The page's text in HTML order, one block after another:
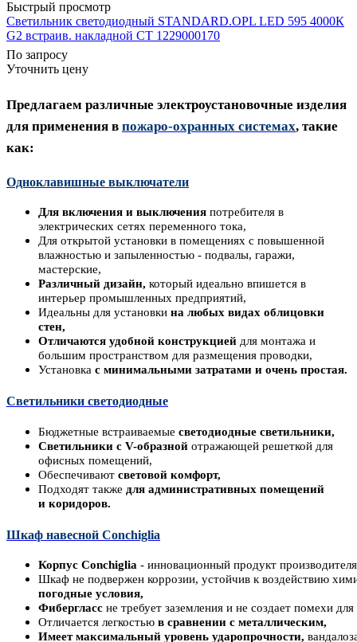
Быстрый просмотр
Светильник светодиодный STANDARD.OPL LED 595 4000К
G2 встраив. накладной СТ 1229000170
По запросу
Уточнить цену
Предлагаем различные электроустановочные изделия
для применения в пожаро-охранных системах, такие
как:
Одноклавишные выключатели
Для включения и выключения потребителя в
электрических сетях переменного тока,
Для открытой установки в помещениях с повышенной
влажностью и запыленностью - подвалы, гаражи,
мастерские,
Различный дизайн, который идеально впишется в
интерьер промышленных предприятий,
Идеальны для установки на любых видах облицовки
стен,
Отличаются удобной конструкцией для монтажа и
большим пространством для размещения проводки,
Установка с минимальными затратами и очень простая.
Светильники светодиодные
Бюджетные встраиваемые светодиодные светильники,
Светильники с V-образной отражающей решеткой для
офисных помещений,
Обеспечивают световой комфорт,
Подходят также для административных помещений
и коридоров.
Шкаф навесной Conchiglia
Корпус Conchiglia - инновационный продукт
Шкаф не подвержен коррозии, устойчив к воздействию
погодные условия,
Фибергласс не требует заземления и не создает помехи
Отличается легкостью в сравнении с металлическим,
Имеет максимальный уровень ударопрочности,